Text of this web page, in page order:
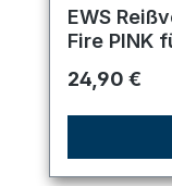
EWS
Fire PINK
Regulärer
24,90 €